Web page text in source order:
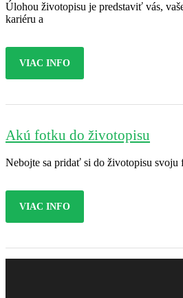
Úlohou životopisu je predstaviť vás,
kariéru a
VIAC INFO
Akú fotku do životopisu
Nebojte sa pridať si do životopisu svoju
VIAC INFO